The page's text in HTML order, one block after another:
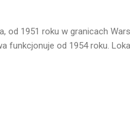
od 1951 roku w granicach
funkcjonuje od 1954 roku.